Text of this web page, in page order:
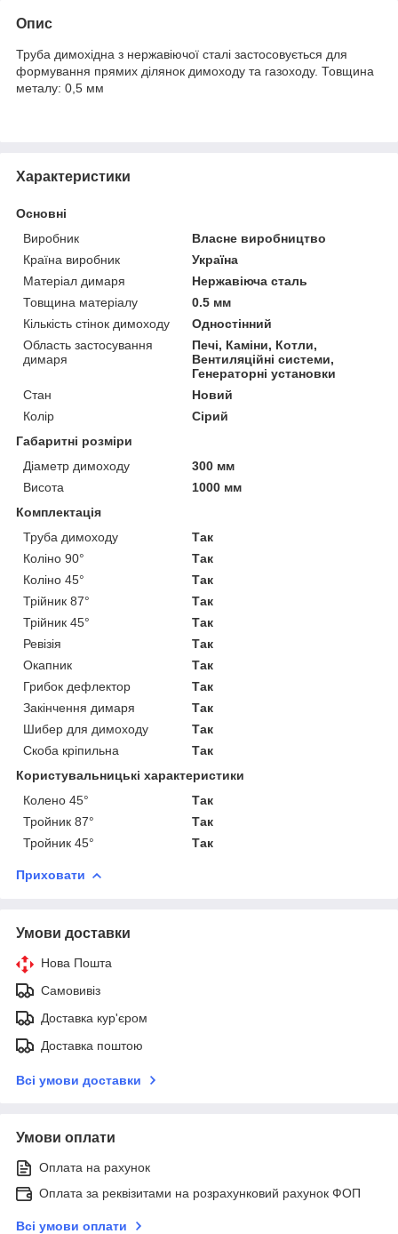
Опис
Труба димохідна з нержавіючої сталі застосовується для
формування прямих ділянок димоходу та газоходу. Товщина
металу: 0,5 мм
Характеристики
Основні
Виробник
Власне виробництво
Країна виробник
Україна
Матеріал димаря
Нержавіюча сталь
Товщина матеріалу
0.5 мм
Кількість стінок димоходу
Одностінний
Область застосування
димаря
Печі, Каміни, Котли,
Вентиляційні системи,
Генераторні установки
Стан
Новий
Колір
Сірий
Габаритні розміри
Діаметр димоходу
300 мм
Висота
1000 мм
Комплектація
Труба димоходу
Так
Коліно 90°
Так
Коліно 45°
Так
Трійник 87°
Так
Трійник 45°
Так
Ревізія
Так
Окапник
Так
Грибок дефлектор
Так
Закінчення димаря
Так
Шибер для димоходу
Так
Скоба кріпильна
Так
Користувальницькі характеристики
Колено 45°
Так
Тройник 87°
Так
Тройник 45°
Так
Приховати
Умови доставки
Нова Пошта
Самовивіз
Доставка кур'єром
Доставка поштою
Всі умови доставки
Умови оплати
Оплата на рахунок
Оплата за реквізитами на розрахунковий рахунок ФОП
Всі умови оплати